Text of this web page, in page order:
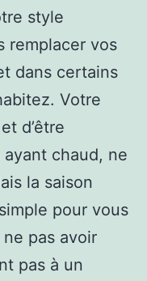
style
remplacer vos
dans certains
Votre
d’être
chaud, ne
la saison
pour vous
pas avoir
pas à un